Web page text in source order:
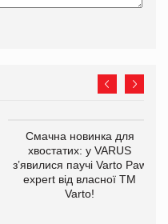
Смачна новинка для
хвостатих: у VARUS
з’явилися паучі Varto Paw
expert від власної ТМ
Varto!